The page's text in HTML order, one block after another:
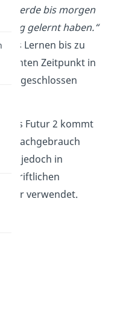
werde bis morgen
Tag gelernt haben.“
Lernen bis zu
Zeitpunkt in
abgeschlossen
Das Futur 2 kommt
Sprachgebrauch
jedoch in
schriftlichen
verwendet.